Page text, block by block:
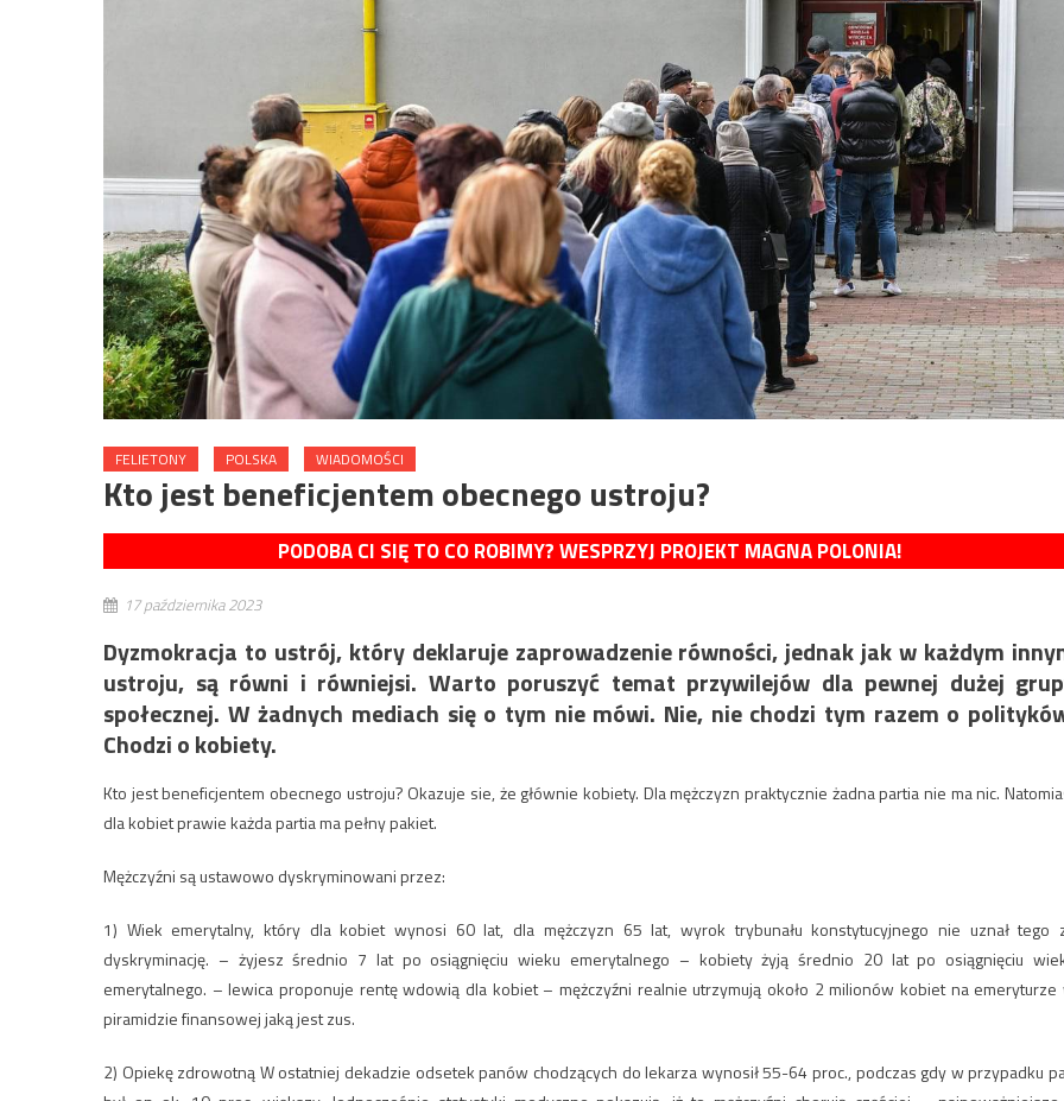
FELIETONY POLSKA WIADOMOŚCI
Kto jest beneficjentem obecnego ustroju?
PODOBA CI SIĘ TO CO ROBIMY? WESPRZYJ PROJEKT MAGNA POLONIA!
17 października 2023
Dyzmokracja to ustrój, który deklaruje zaprowadzenie równości, jednak jak w każdym
ustroju, są równi i równiejsi. Warto poruszyć temat przywilejów dla pewnej dużej
społecznej. W żadnych mediach się o tym nie mówi. Nie, nie chodzi tym razem o
Chodzi o kobiety.
Kto jest beneficjentem obecnego ustroju? Okazuje sie, że głównie kobiety. Dla mężczyzn praktycznie żadna partia nie ma nic.
dla kobiet prawie każda partia ma pełny pakiet.
Mężczyźni są ustawowo dyskryminowaniprzez:
1) Wiek emerytalny, który dla kobiet wynosi 60 lat, dla mężczyzn 65 lat, wyrok trybunału konstytucyjnego nie uznał tego
dyskryminację. – żyjesz średnio 7 lat po osiągnięciu wieku emerytalnego – kobiety żyją średnio 20 lat po osiągnięciu
emerytalnego. – lewica proponuje rentę wdowią dla kobiet – mężczyźni realnie utrzymują około 2 milionów kobiet na emeryturze
piramidzie finansowej jaką jest zus.
2) Opiekę zdrowotną W ostatniej dekadzie odsetek panów chodzących do lekarza wynosił 55-64 proc., podczas gdy w przypadku